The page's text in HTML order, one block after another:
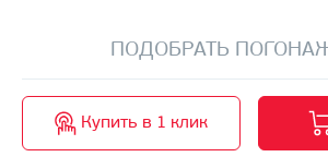
ПОДОБРАТЬ
Купить в 1 клик